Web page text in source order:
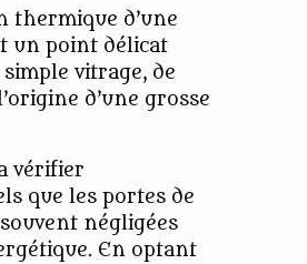
thermique d’une
un point délicat
vitrage, de
d’une grosse
vérifier
que les portes de
négligées
En optant